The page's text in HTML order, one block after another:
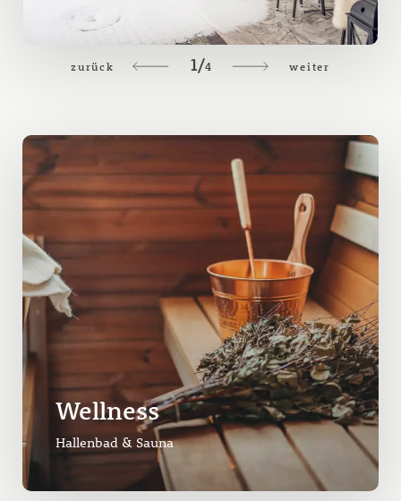
1/4
Wellness
Hallenbad & Sauna